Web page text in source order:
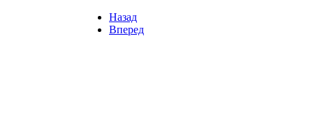
Назад
Вперед